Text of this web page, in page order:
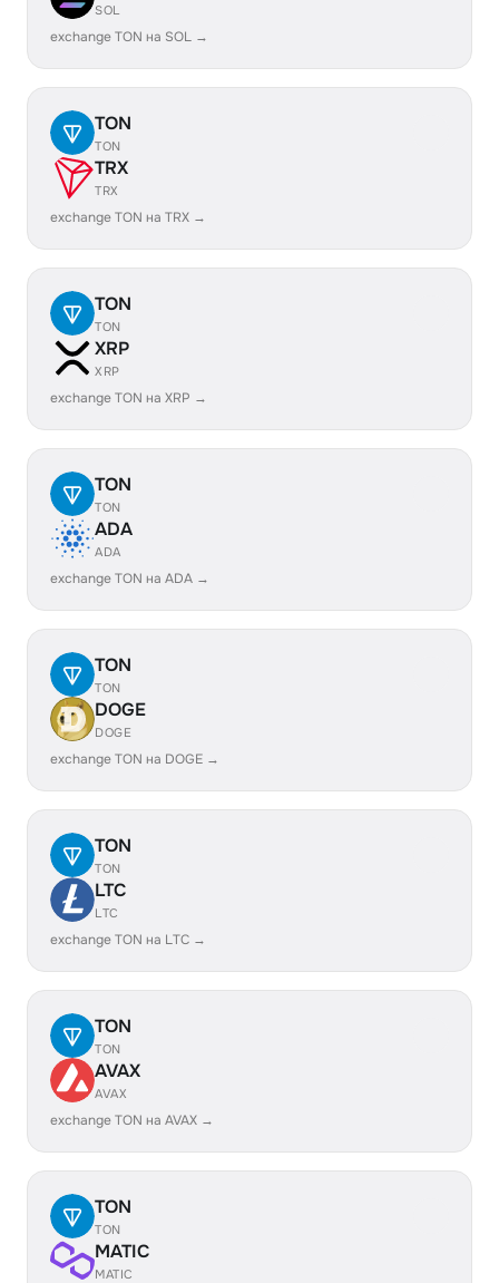
SOL
exchange TON на SOL →
TON
TON
TRX
TRX
exchange TON на TRX →
TON
TON
XRP
XRP
exchange TON на XRP →
TON
TON
ADA
ADA
exchange TON на ADA →
TON
TON
DOGE
DOGE
exchange TON на DOGE →
TON
TON
LTC
LTC
exchange TON на LTC →
TON
TON
AVAX
AVAX
exchange TON на AVAX →
TON
TON
MATIC
MATIC